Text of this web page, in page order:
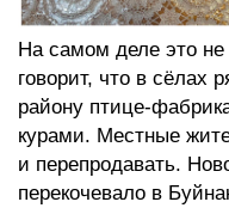
На самом деле это не
говорит, что в сёлах
району птице-
курами. Местные
и перепродавать.
перекочевало в